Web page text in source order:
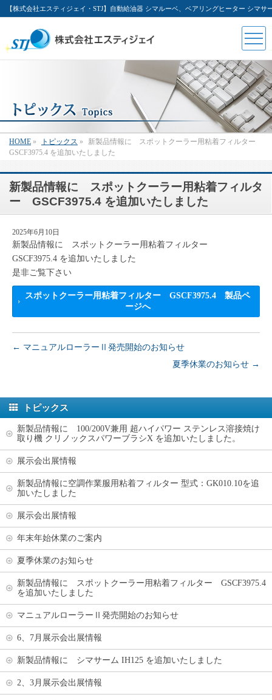
【株式会社エスティジェイ・STJ】自動給油器 シマルーベ、ベアリングヒーター シマ
HOME » トピックス »
新製品情報に スポットクーラー用粘着フィルター
GSCF3975.4 を追加いたしました
新製品情報に スポットクーラー用粘着フィルタ
ー GSCF3975.4 を追加いたしました
2025年6月10日
新製品情報に スポットクーラー用粘着フィルター
GSCF3975.4 を追加いたしました
是非ご覧下さい
スポットクーラー用粘着フィルター GSCF3975.4 製品ペ
ージへ
← マニュアルローラーⅡ発売開始のお知らせ
夏季休業のお知らせ →
トピックス
新製品情報に 100/200V兼用 超ハイパワー ステンレス溶接焼け
取り機 クリノックスパワーブラシX を追加いたしました。
展示会出展情報
新製品情報に空調作業服用粘着フィルター 型式：GK010.10を追
加いたしました
展示会出展情報
年末年始休業のご案内
夏季休業のお知らせ
新製品情報に スポットクーラー用粘着フィルター GSCF3975.4
を追加いたしました
マニュアルローラーⅡ発売開始のお知らせ
6、7月展示会出展情報
新製品情報に シマサーム IH125 を追加いたしました
2、3月展示会出展情報